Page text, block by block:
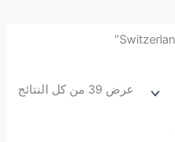
عرض ⁦39⁩ من كل النتائج